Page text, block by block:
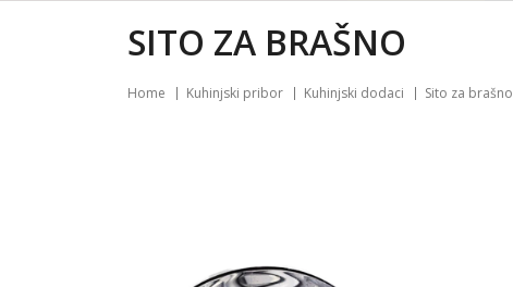
SITO ZA BRAŠNO
Home Kuhinjski pribor Kuhinjski dodaci Sito za brašno